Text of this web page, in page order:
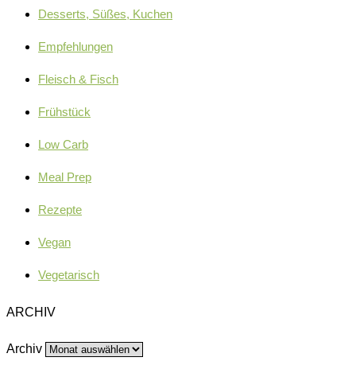
Desserts, Süßes, Kuchen
Empfehlungen
Fleisch & Fisch
Frühstück
Low Carb
Meal Prep
Rezepte
Vegan
Vegetarisch
ARCHIV
Archiv